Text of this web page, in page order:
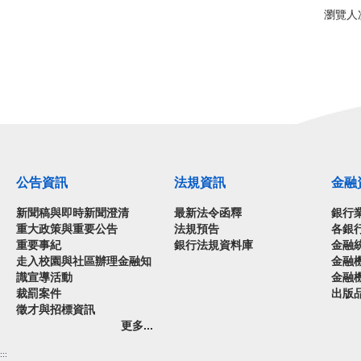
瀏覽
公告資訊
新聞稿與即時新聞澄清
重大政策與重要公告
重要事紀
走入校園與社區辦理金融知
識宣導活動
裁罰案件
徵才與招標資訊
更多...
法規資訊
最新法令函釋
法規預告
銀行法規資料庫
金融
銀行
各銀
金融
金融
金融
出版
:::